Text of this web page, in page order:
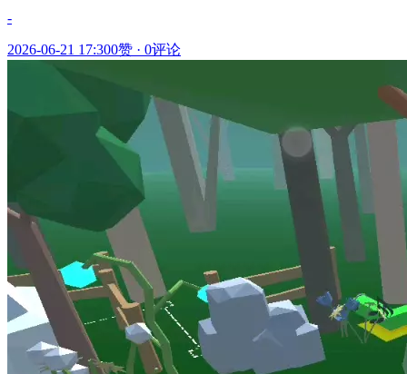
-
2026-06-21 17:300赞 · 0评论